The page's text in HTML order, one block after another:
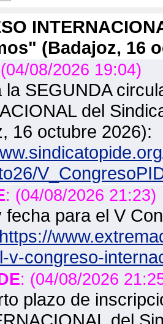
(Badajoz, 16
08/2026 19:04)
la SEGUNDA
del
16 octubre 2026):
: (04/08/2026 21:23)
fecha para el V
https://
v-congreso-
: (04/08/2026
plazo de